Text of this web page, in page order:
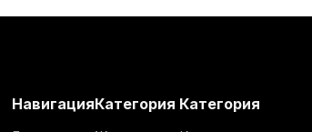
Айыл чарба министрлигинин басма сөз
НавигацияКатегория Категория